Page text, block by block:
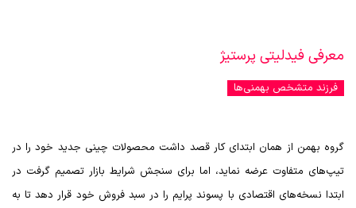
معرفی فیدلیتی پرستیژ
فرزند متشخص‌ بهمنی‌ها
گروه بهمن از همان ابتدای کار قصد داشت محصولات چینی جدید خود را در
تیپ‌های متفاوت عرضه نماید، اما برای سنجش شرایط بازار تصمیم گرفت در
ابتدا نسخه‌های اقتصادی با پسوند پرایم را در سبد فروش خود قرار دهد تا به